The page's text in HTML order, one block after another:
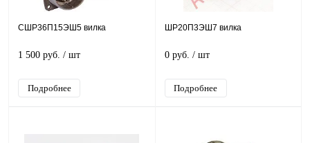
СШР36П15ЭШ5 вилка
1 500 руб. / шт
Подробнее
ШР20П3ЭШ7 вилка
0 руб. / шт
Подробнее